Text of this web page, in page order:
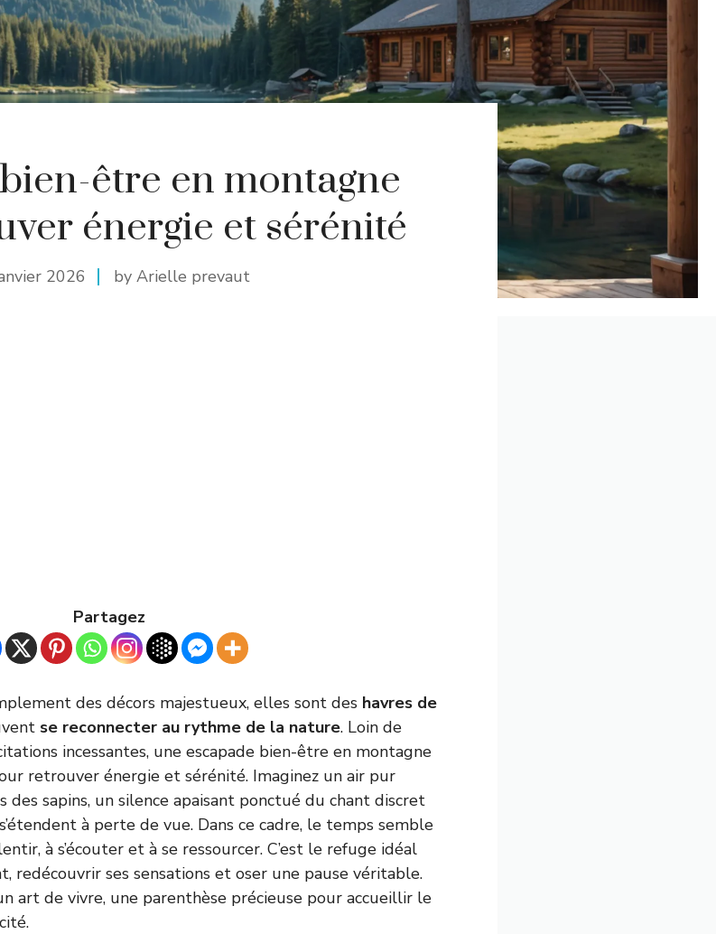
être en montagne
énergie et sérénité
2026 by Arielle prevaut
Partagez
des décors majestueux, elles sont des havres de
se reconnecter au rythme de la nature. Loin de
incessantes, une escapade bien-être en montagne
retrouver énergie et sérénité. Imaginez un air pur
des sapins, un silence apaisant ponctué du chant discret
à perte de vue. Dans ce cadre, le temps semble
à s’écouter et à se ressourcer. C’est le refuge idéal
redécouvrir ses sensations et oser une pause véritable.
art de vivre, une parenthèse précieuse pour accueillir le